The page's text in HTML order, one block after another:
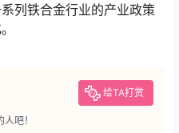
列铁合金行业的产业政策
给TA打赏
吧！